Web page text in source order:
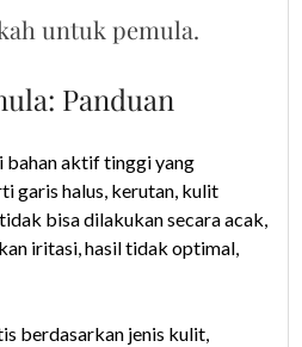
untuk pemula.
Panduan
bahan aktif tinggi yang
garis halus, kerutan, kulit
bisa dilakukan secara acak,
iritasi, hasil tidak optimal,
berdasarkan jenis kulit,